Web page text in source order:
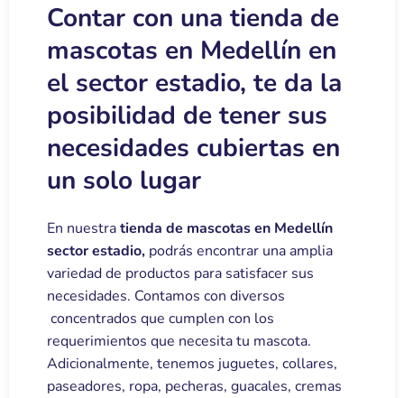
Contar con una tienda de
mascotas en Medellín en
el sector estadio, te da la
posibilidad de tener sus
necesidades cubiertas en
un solo lugar
En nuestratienda de mascotas en Medellín
sector estadio, podrás encontrar una amplia
variedad de productos para satisfacer sus
necesidades. Contamos con diversos
concentrados que cumplen con los
requerimientos que necesita tu mascota.
Adicionalmente, tenemos juguetes, collares,
paseadores, ropa, pecheras, guacales, cremas